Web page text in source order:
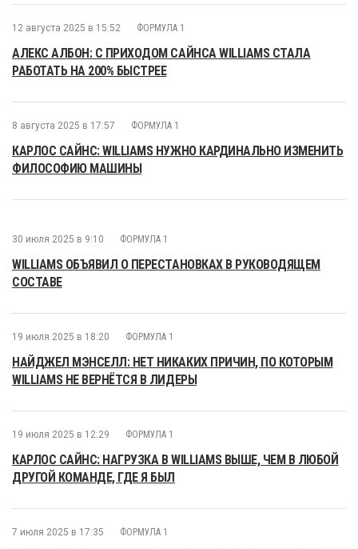
12 августа 2025 в 15:52 ФОРМУЛА 1
АЛЕКС АЛБОН: С ПРИХОДОМ САЙНСА WILLIAMS СТАЛА
РАБОТАТЬ НА 200% БЫСТРЕЕ
8 августа 2025 в 17:57 ФОРМУЛА 1
КАРЛОС САЙНС: WILLIAMS НУЖНО КАРДИНАЛЬНО ИЗМЕНИТЬ
ФИЛОСОФИЮ МАШИНЫ
30 июля 2025 в 9:10 ФОРМУЛА 1
WILLIAMS ОБЪЯВИЛ О ПЕРЕСТАНОВКАХ В РУКОВОДЯЩЕМ
СОСТАВЕ
19 июля 2025 в 18:20 ФОРМУЛА 1
НАЙДЖЕЛ МЭНСЕЛЛ: НЕТ НИКАКИХ ПРИЧИН, ПО КОТОРЫМ
WILLIAMS НЕ ВЕРНЁТСЯ В ЛИДЕРЫ
19 июля 2025 в 12:29 ФОРМУЛА 1
КАРЛОС САЙНС: НАГРУЗКА В WILLIAMS ВЫШЕ, ЧЕМ В ЛЮБОЙ
ДРУГОЙ КОМАНДЕ, ГДЕ Я БЫЛ
7 июля 2025 в 17:35 ФОРМУЛА 1